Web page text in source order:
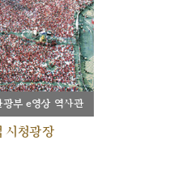
광부 e영상 역사관
시청광장